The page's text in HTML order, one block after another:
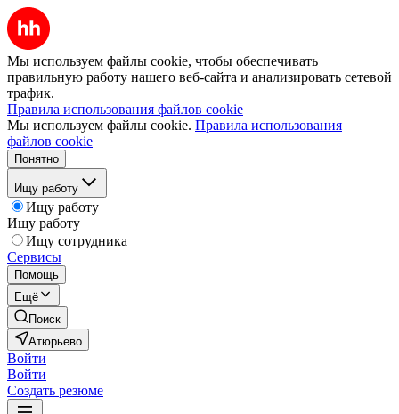
Мы используем файлы cookie, чтобы обеспечивать
правильную работу нашего веб-сайта и анализировать сетевой
трафик.
Правила использования файлов cookie
Мы используем файлы cookie. Правила использования
файлов cookie
Понятно
Ищу работу
Ищу работу
Ищу работу
Ищу сотрудника
Сервисы
Помощь
Ещё
Поиск
Атюрьево
Войти
Войти
Создать резюме